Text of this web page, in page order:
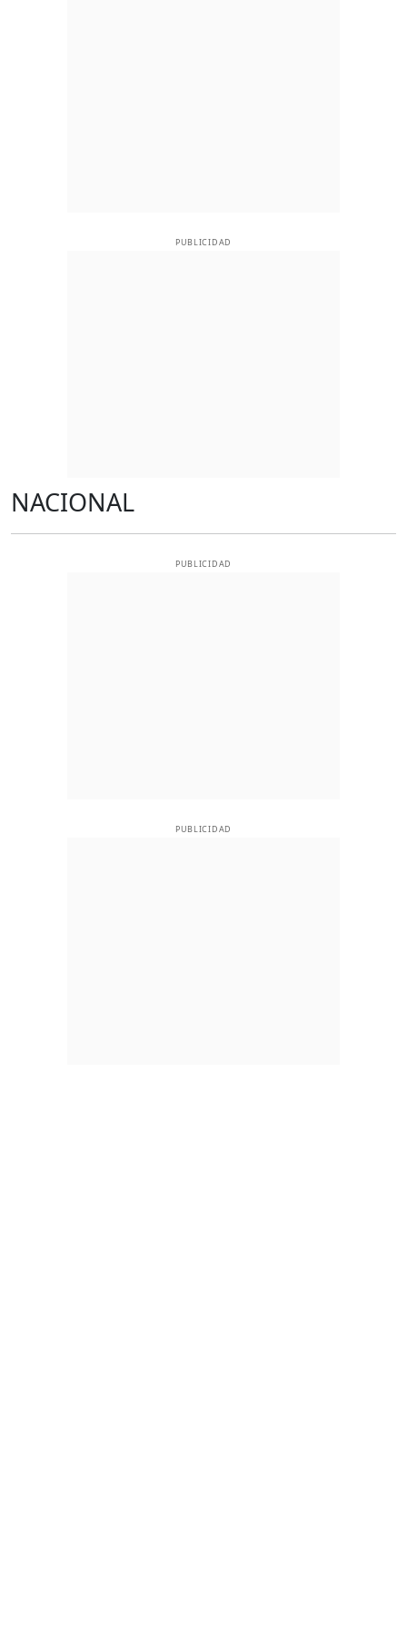
PUBLICIDAD
NACIONAL
PUBLICIDAD
PUBLICIDAD